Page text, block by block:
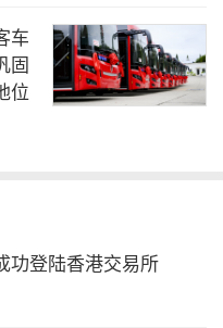
车
固
位
功登陆香港交易所